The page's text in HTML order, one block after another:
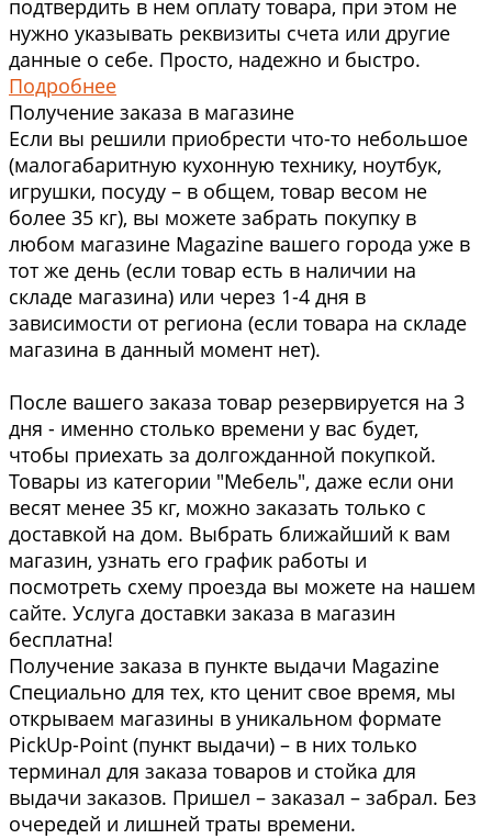
подтвердить в нем оплату товара, при этом не
нужно указывать реквизиты счета или другие
данные о себе. Просто, надежно и быстро.
Подробнее
Получение заказа в магазине
Если вы решили приобрести что-то небольшое
(малогабаритную кухонную технику, ноутбук,
игрушки, посуду – в общем, товар весом не
более 35 кг), вы можете забрать покупку в
любом магазине Magazine вашего города уже в
тот же день (если товар есть в наличии на
складе магазина) или через 1-4 дня в
зависимости от региона (если товара на складе
магазина в данный момент нет).
После вашего заказа товар резервируется на 3
дня - именно столько времени у вас будет,
чтобы приехать за долгожданной покупкой.
Товары из категории "Мебель", даже если они
весят менее 35 кг, можно заказать только с
доставкой на дом. Выбрать ближайший к вам
магазин, узнать его график работы и
посмотреть схему проезда вы можете на нашем
сайте. Услуга доставки заказа в магазин
бесплатна!
Получение заказа в пункте выдачи Magazine
Специально для тех, кто ценит свое время, мы
открываем магазины в уникальном формате
PickUp-Point (пункт выдачи) – в них только
терминал для заказа товаров и стойка для
выдачи заказов. Пришел – заказал – забрал. Без
очередей и лишней траты времени.